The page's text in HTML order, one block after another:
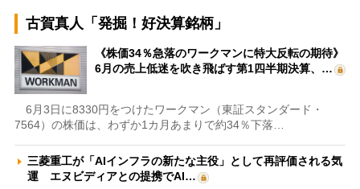
古賀真人「発掘！好決算銘柄」
《株価34％急落のワークマンに特大反転の期待》
6月の売上低迷を吹き飛ばす第1四半期決算、…
6月3日に8330円をつけたワークマン（東証スタンダード・
7564）の株価は、わずか1カ月あまりで約34％下落…
三菱重工が「AIインフラの新たな主役」として再評価される気
運 エヌビディアとの提携でAI…